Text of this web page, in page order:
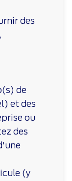
des
de
et des
ou
des
(y